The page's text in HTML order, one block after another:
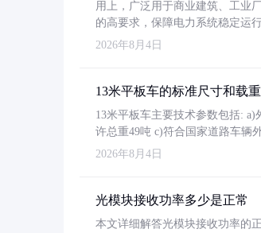
用上，广泛用于商业建筑、工业
的高要求，保障电力系统稳定运行
2026年8月4日
13米平板车的标准尺寸和载
13米平板车主要技术参数包括: a)
许总重49吨 c)符合国家道路车辆
2026年8月4日
光模块接收功率多少是正常
本文详细解答光模块接收功率的